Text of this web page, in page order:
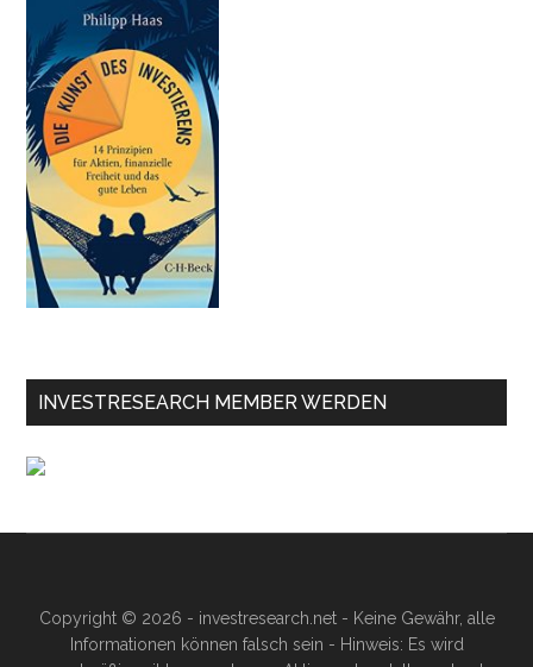
INVESTRESEARCH MEMBER WERDEN
Copyright © 2026 - investresearch.net - Keine Gewähr, alle
Informationen können falsch sein - Hinweis: Es wird